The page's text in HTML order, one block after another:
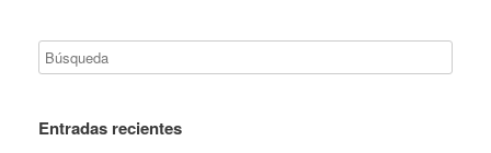
Entradas recientes